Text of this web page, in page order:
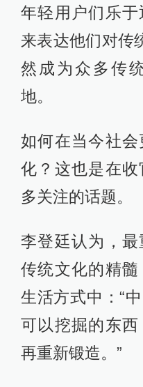
年轻用户们乐
来表达他们对传
然成为众多传
地。
如何在当今社
化？这也是在
多关注的话题。
李登廷认为，
传统文化的精
生活方式中：“
可以挖掘的东
再重新锻造。”